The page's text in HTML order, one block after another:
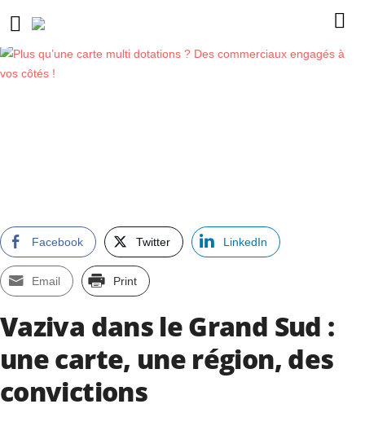
Facebook Twitter LinkedIn
Email Print
Vaziva dans le Grand Sud :
une carte, une région, des
convictions